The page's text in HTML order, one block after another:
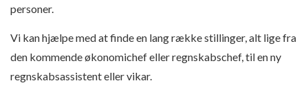
personer.
Vi kan hjælpe med at finde en lang række stillinger, alt lige fra
den kommende økonomichef eller regnskabschef, til en ny
regnskabsassistent eller vikar.